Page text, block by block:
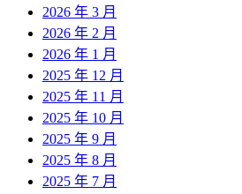
2026 年 3 月
2026 年 2 月
2026 年 1 月
2025 年 12 月
2025 年 11 月
2025 年 10 月
2025 年 9 月
2025 年 8 月
2025 年 7 月